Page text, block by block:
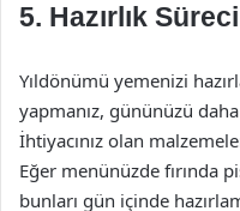
5. Hazırlık Süreci
Yıldönümü yemenizi
yapmanız, gününüzü
İhtiyacınız olan
Eğer menünüzde fırında
bunları gün içinde